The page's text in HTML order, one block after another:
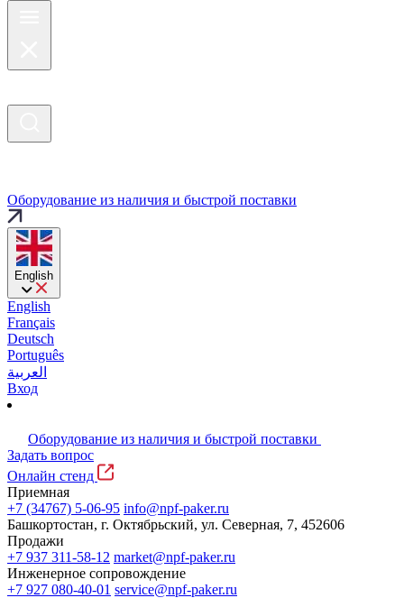
Оборудование из наличия и быстрой поставки
English
English
Français
Deutsch
Português
العربية
Вход
Оборудование из наличия и быстрой поставки
Задать вопрос
Онлайн стенд
Приемная
+7 (34767) 5-06-95 info@npf-paker.ru
Башкортостан, г. Октябрьский, ул. Северная, 7, 452606
Продажи
+7 937 311-58-12 market@npf-paker.ru
Инженерное сопровождение
+7 927 080-40-01 service@npf-paker.ru